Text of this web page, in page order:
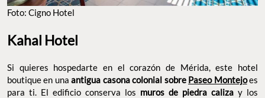
Foto: Cigno Hotel
Kahal Hotel
Si quieres hospedarte en el corazón de Mérida, este hotel
boutique en unaantigua casona colonial sobre Paseo Montejoes
para ti. El edificio conserva los muros de piedra caliza y los